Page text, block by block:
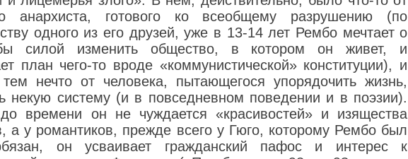
анархиста, готового ко всеобщему разрушению (по
одного из его друзей, уже в 13-14 лет Рембо мечтает о
силой изменить общество, в котором он живет, и
план чего-то вроде «коммунистической» конституции), и
нечто от человека, пытающегося упорядочить жизнь,
некую систему (и в повседневном поведении и в поэзии).
времени он не чуждается «красивостей» и изящества
а у романтиков, прежде всего у Гюго, которому Рембо был
он усваивает гражданский пафос и интерес к